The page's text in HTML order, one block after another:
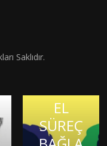
Saklıdır.
en De
Görme
KIRIK
KALPLE